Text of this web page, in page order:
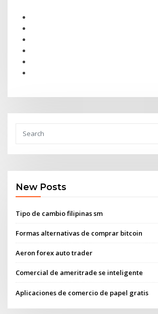
New Posts
Tipo de cambio filipinas sm
Formas alternativas de comprar bitcoin
Aeron forex auto trader
Comercial de ameritrade se inteligente
Aplicaciones de comercio de papel gratis